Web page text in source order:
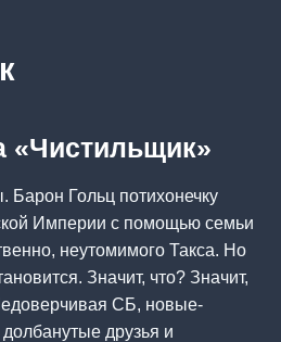
«Чистильщик»
Гольц потихонечку
Империи с помощью семьи
неутомимого Такса. Но
Значит, что? Значит,
СБ, новые-
друзья и